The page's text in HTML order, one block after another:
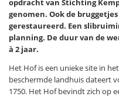
opdracht van Stichting
genomen. Ook de
gerestaureerd. Een
planning. De duur van de
à 2 jaar.
Het Hof is een unieke site in
beschermde landhuis dateert
1750. Het Hof bevindt zich op